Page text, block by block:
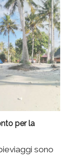
per la
sono